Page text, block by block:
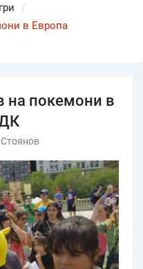
в Европа
на покемони в